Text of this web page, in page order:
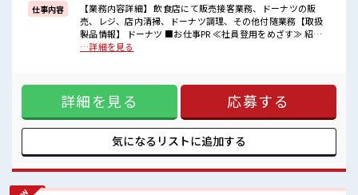
■職場の雰囲気
女性多めで休み時間は女子トークがあふれる職場です！
もちろん男性の応募もOKですよ！
仕事内容
【業務内容詳細】 飲食店にて販売接客業務、ドーナツの販
売、レジ、店内清掃、ドーナツ調理、その他付随業務【取扱
製品情報】 ドーナツ ■お仕事PR ≪社員登用をめざす≫ 紹介
予定派遣だから、 自分に職場が合うかお試しできるのがポイ
ってはお願いすることもあります♪ 制服があると毎日の服選
びに悩まずOK♪ ≪初めての仕事だけど自分にもできそう≫
新しいことにチャレンジするのは不安だけど、 しっかり働く
環境が整っています！ イチからスキルUP・ステップUP目指
していきましょう！ ■職場の雰囲気 女性多めで休み時間は女
子トークがあふれる職場です！ もちろん男性の応募もOKです
環境☆
…詳細を見る
詳細を見る 応募する
気になるリストに追加する